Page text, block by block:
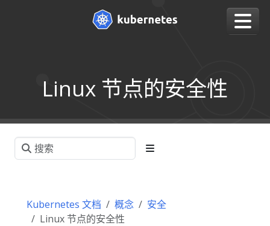
Linux 节点的安全性
Kubernetes 文档 概念
安全
Linux 节点的安全性